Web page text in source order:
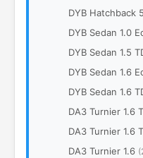
DYB Hatchback
DYB Sedan 1.0
DYB Sedan 1.5
DYB Sedan 1.6
DYB Sedan 1.6
DA3 Turnier 1.6
DA3 Turnier 1.6
DA3 Turnier 1.6